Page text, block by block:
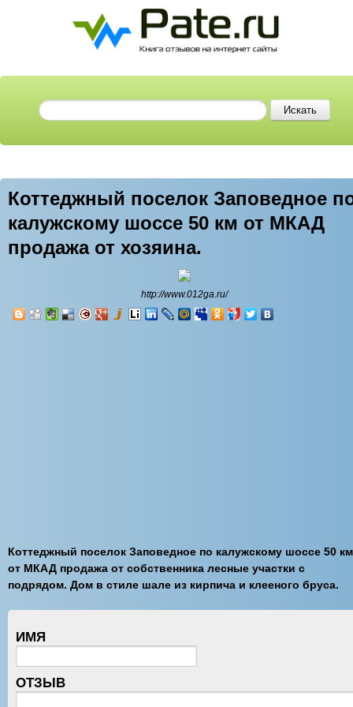
Коттеджный поселок Заповедное
калужскому шоссе 50 км от МКАД
продажа от хозяина.
http://www.012ga.ru/
Коттеджный поселок Заповедное по калужскому шоссе 50 км
от МКАД продажа от собственника лесные участки с
подрядом. Дом в стиле шале из кирпича и клееного бруса.
ИМЯ
ОТЗЫВ